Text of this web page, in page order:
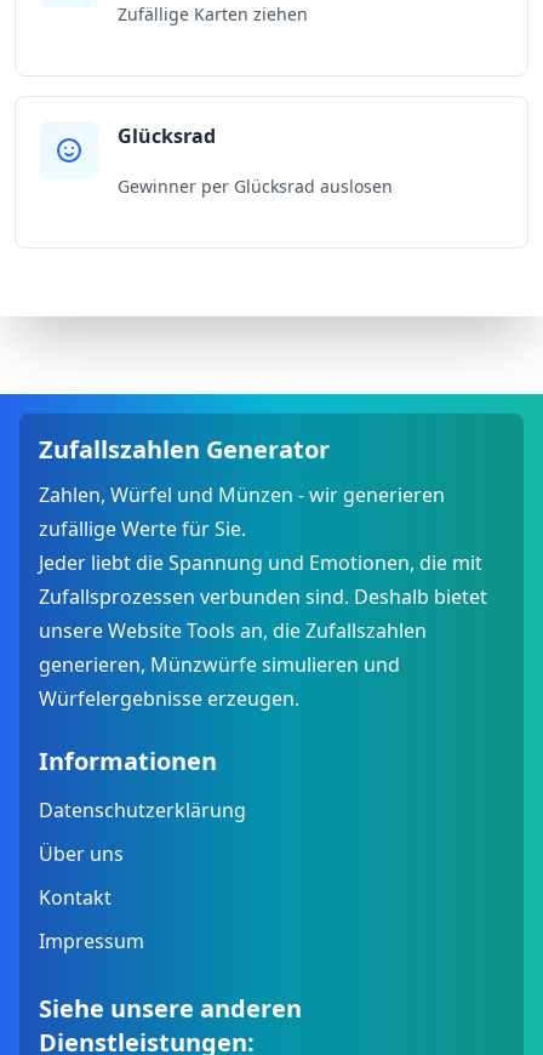
Zufällige Karten ziehen
Glücksrad
Gewinner per Glücksrad auslosen
Zufallszahlen Generator
Zahlen, Würfel und Münzen - wir generieren
zufällige Werte für Sie.
Jeder liebt die Spannung und Emotionen, die mit
Zufallsprozessen verbunden sind. Deshalb bietet
unsere Website Tools an, die Zufallszahlen
generieren, Münzwürfe simulieren und
Würfelergebnisse erzeugen.
Informationen
Datenschutzerklärung
Über uns
Kontakt
Impressum
Siehe unsere anderen
Dienstleistungen: